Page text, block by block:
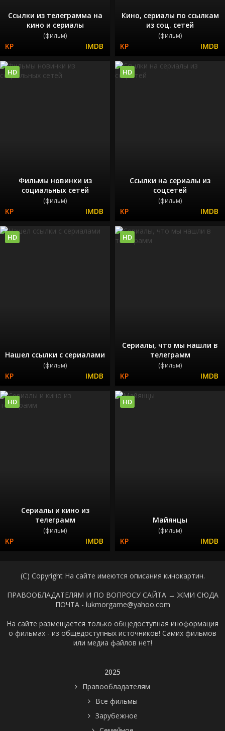
Ссылки из телеграмма на
кино и сериалы
(фильм)
Кино, сериалы по ссылкам
из соц. сетей
(фильм)
Фильмы новинки из
социальных сетей
(фильм)
HD
Ссылки на сериалы из
соцсетей
(фильм)
HD
Нашел ссылки с сериалами
(фильм)
HD
Сериалы, что мы нашли в
телеграмм
(фильм)
HD
Сериалы и кино из
телеграмм
(фильм)
HD
Майянцы
(фильм)
HD
(C) Copyright На сайте имеются описания кинокартин.
ПРАВООБЛАДАТЕЛЯМ И ПО ВОПРОСУ САЙТА → ЖМИ СЮДА
ПОЧТА - lukmorgame@yahoo.com
На сайте размещается только общедоступная иноформация
о фильмах - из общедоступных источников! Самих фильмов
или медиа файлов нет!
2025
Правообладателям
Все фильмы
Зарубежное